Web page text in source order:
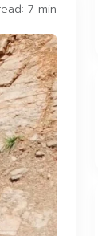
7 min